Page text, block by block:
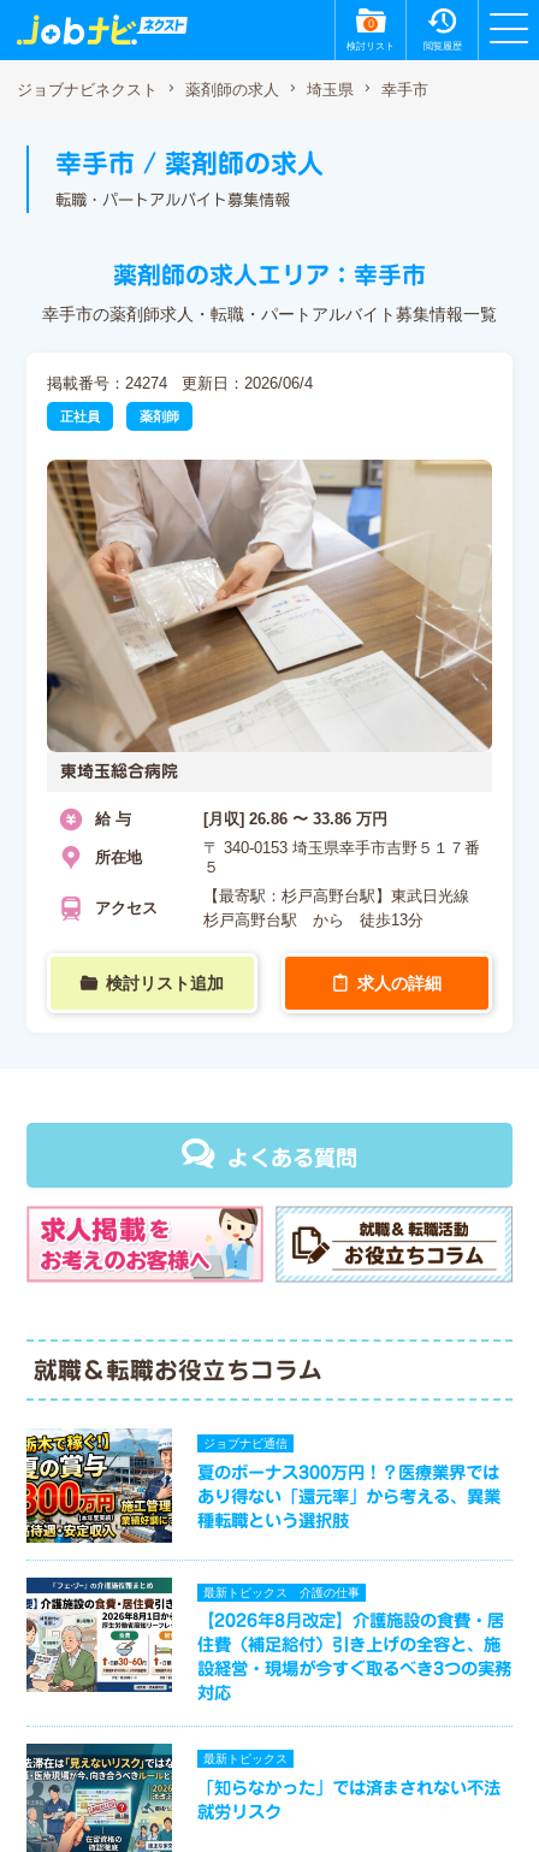
0
検討リスト 閲覧履歴
ジョブナビネクスト 薬剤師の求人 埼玉県 幸手市
幸手市 / 薬剤師の求人
転職・パートアルバイト募集情報
薬剤師の求人エリア：幸手市
幸手市の薬剤師求人・転職・パートアルバイト募集情報一覧
掲載番号：24274 更新日：2026/06/4
正社員 薬剤師
東埼玉総合病院
給 与 [月収] 26.86 〜 33.86 万円
所在地
〒 340-0153 埼玉県幸手市吉野５１７番
５
アクセス
【最寄駅：杉戸高野台駅】東武日光線
杉戸高野台駅 から 徒歩13分
検討リスト追加 求人の詳細
よくある質問
就職＆転職お役立ちコラム
ジョブナビ通信
夏のボーナス300万円！？医療業界では
あり得ない「還元率」から考える、異業
種転職という選択肢
最新トピックス 介護の仕事
【2026年8月改定】介護施設の食費・居
住費（補足給付）引き上げの全容と、施
設経営・現場が今すぐ取るべき3つの実務
対応
最新トピックス
「知らなかった」では済まされない不法
就労リスク